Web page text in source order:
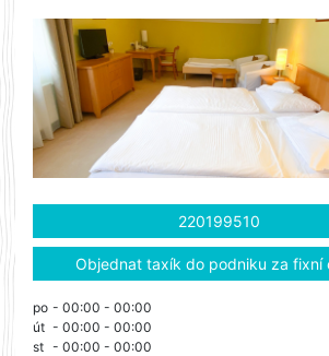
220199510
Objednat taxík do podniku za fixní
po - 00:00 - 00:00
út - 00:00 - 00:00
st - 00:00 - 00:00